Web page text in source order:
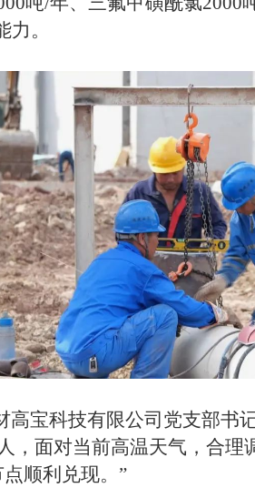
力。
高宝科技有限公司党支部书
，面对当前高温天气，合理
顺利兑现。”